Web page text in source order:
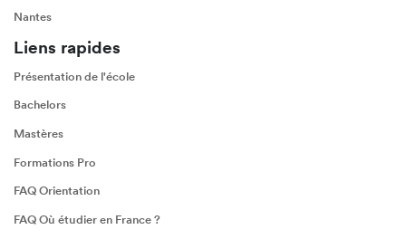
Nantes
Liens rapides
Présentation de l'école
Bachelors
Mastères
Formations Pro
FAQ Orientation
FAQ Où étudier en France ?